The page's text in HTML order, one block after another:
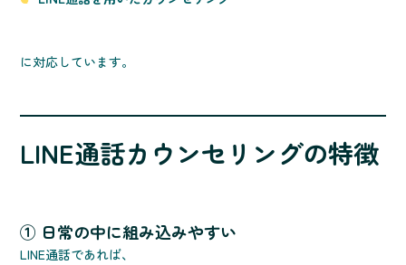
に対応しています。
LINE通話カウンセリングの特徴
① 日常の中に組み込みやすい
LINE通話であれば、